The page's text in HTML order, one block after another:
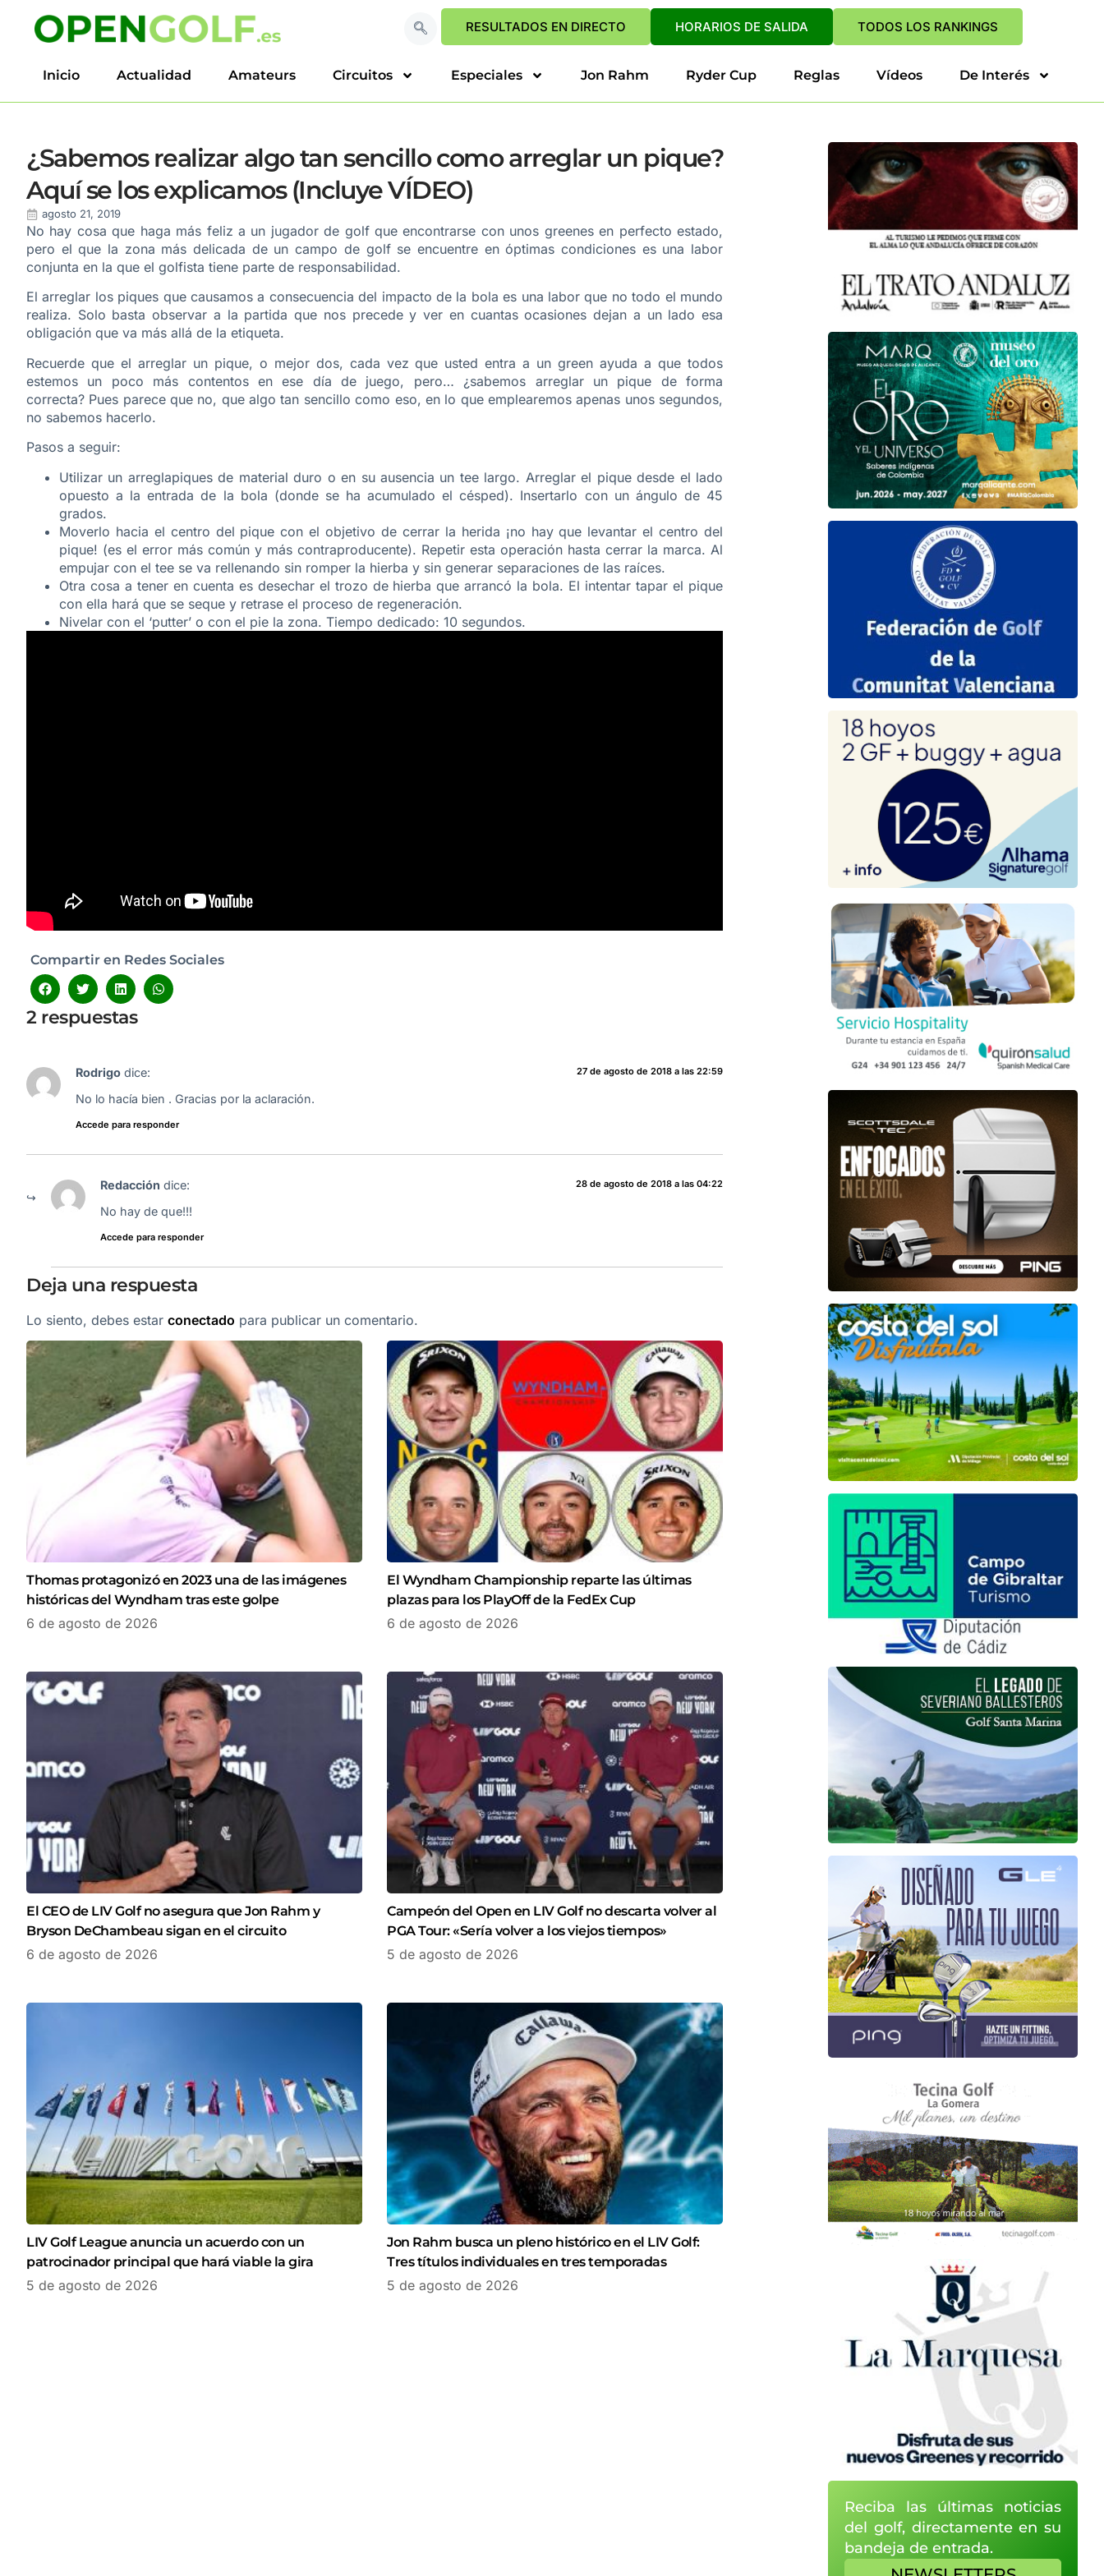
RESULTADOS EN DIRECTO HORARIOS DE SALIDA TODOS LOS RANKINGS
Inicio Actualidad Amateurs Circuitos Especiales Jon Rahm Ryder Cup Reglas Vídeos De Interés
¿Sabemos realizar algo tan sencillo como arreglar un pique?
Aquí se los explicamos (Incluye VÍDEO)
agosto 21, 2019
No hay cosa que haga más feliz a un jugador de golf que encontrarse con unos greenes en perfecto estado,
pero el que la zona más delicada de un campo de golf se encuentre en óptimas condiciones es una labor
conjunta en la que el golfista tiene parte de responsabilidad.
El arreglar los piques que causamos a consecuencia del impacto de la bola es una labor que no todo el mundo
realiza. Solo basta observar a la partida que nos precede y ver en cuantas ocasiones dejan a un lado esa
obligación que va más allá de la etiqueta.
Recuerde que el arreglar un pique, o mejor dos, cada vez que usted entra a un green ayuda a que todos
estemos un poco más contentos en ese día de juego, pero… ¿sabemos arreglar un pique de forma
correcta? Pues parece que no, que algo tan sencillo como eso, en lo que emplearemos apenas unos segundos,
no sabemos hacerlo.
Pasos a seguir:
Utilizar un arreglapiques de material duro o en su ausencia un tee largo. Arreglar el pique desde el lado
opuesto a la entrada de la bola (donde se ha acumulado el césped). Insertarlo con un ángulo de 45
grados.
Moverlo hacia el centro del pique con el objetivo de cerrar la herida ¡no hay que levantar el centro del
pique! (es el error más común y más contraproducente). Repetir esta operación hasta cerrar la marca. Al
empujar con el tee se va rellenando sin romper la hierba y sin generar separaciones de las raíces.
Otra cosa a tener en cuenta es desechar el trozo de hierba que arrancó la bola. El intentar tapar el pique
con ella hará que se seque y retrase el proceso de regeneración.
Nivelar con el ‘putter’ o con el pie la zona. Tiempo dedicado: 10 segundos.
Compartir en Redes Sociales
2 respuestas
Rodrigo dice: 27 de agosto de 2018 a las 22:59
No lo hacía bien . Gracias por la aclaración.
Accede para responder
Redacción dice: 28 de agosto de 2018 a las 04:22
No hay de que!!!
Accede para responder
Deja una respuesta
Lo siento, debes estar conectado para publicar un comentario.
Thomas protagonizó en 2023 una de las imágenes
históricas del Wyndham tras este golpe
6 de agosto de 2026
El Wyndham Championship reparte las últimas
plazas para los PlayOff de la FedEx Cup
6 de agosto de 2026
El CEO de LIV Golf no asegura que Jon Rahm y
Bryson DeChambeau sigan en el circuito
6 de agosto de 2026
Campeón del Open en LIV Golf no descarta volver al
PGA Tour: «Sería volver a los viejos tiempos»
5 de agosto de 2026
LIV Golf League anuncia un acuerdo con un
patrocinador principal que hará viable la gira
5 de agosto de 2026
Jon Rahm busca un pleno histórico en el LIV Golf:
Tres títulos individuales en tres temporadas
5 de agosto de 2026
Reciba las últimas noticias
del golf, directamente en su
bandeja de entrada.